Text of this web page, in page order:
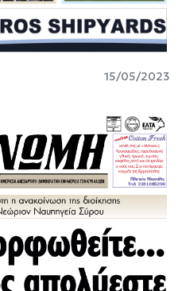
15/05/2023